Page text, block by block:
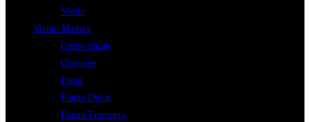
Violín
Viento Madera
Corno inglés
Clarinete
Fagot
Flauta Dulce
Flauta Travesera